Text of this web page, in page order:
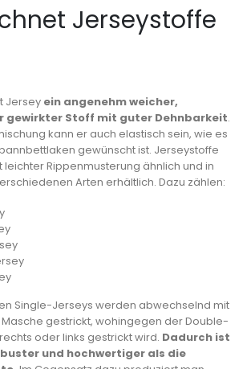
Jerseystoffe
Jersey ein angenehm weicher,
gewirkter Stoff mit guter Dehnbarkeit.
kann er auch elastisch sein, wie es
gewünscht ist. Jerseystoffe
leichter Rippenmusterung ähnlich und in
Arten erhältlich. Dazu zählen:
Single-Jerseys werden abwechselnd mit
gestrickt, wohingegen der Double-
oder links gestrickt wird. Dadurch ist
und hochwertiger als die